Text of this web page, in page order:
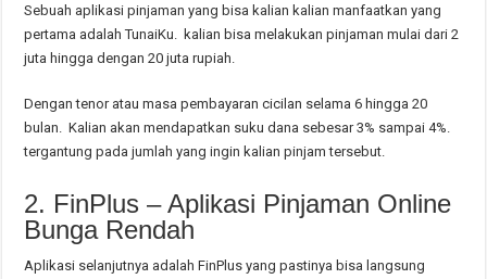
Sebuah aplikasi pinjaman yang bisa kalian kalian manfaatkan yang
pertama adalah TunaiKu. kalian bisa melakukan pinjaman mulai dari 2
juta hingga dengan 20 juta rupiah.
Dengan tenor atau masa pembayaran cicilan selama 6 hingga 20
bulan. Kalian akan mendapatkan suku dana sebesar 3% sampai 4%.
tergantung pada jumlah yang ingin kalian pinjam tersebut.
2. FinPlus – Aplikasi Pinjaman Online
Bunga Rendah
Aplikasi selanjutnya adalah FinPlus yang pastinya bisa langsung